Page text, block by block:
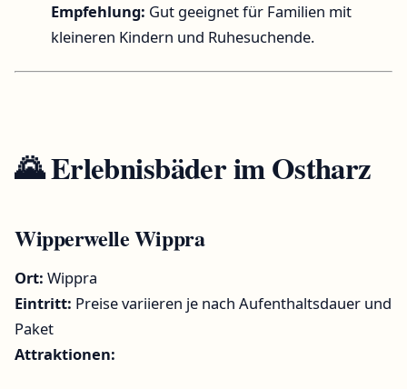
Empfehlung: Gut geeignet für Familien mit
kleineren Kindern und Ruhesuchende.
🌄 Erlebnisbäder imOstharz
Wipperwelle Wippra
Ort: Wippra
Eintritt: Preise variieren je nach Aufenthaltsdauer und
Paket
Attraktionen: